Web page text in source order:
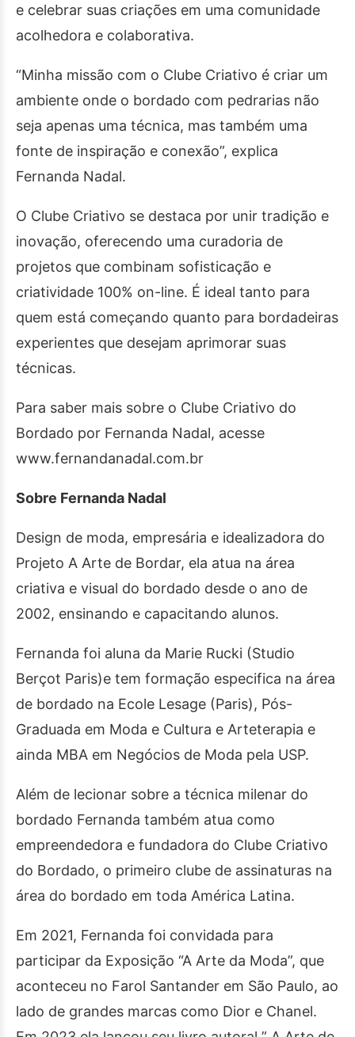
e celebrar suas criações em uma comunidade
acolhedora e colaborativa.
“Minha missão com o Clube Criativo é criar um
ambiente onde o bordado com pedrarias não
seja apenas uma técnica, mas também uma
fonte de inspiração e conexão”, explica
Fernanda Nadal.
O Clube Criativo se destaca por unir tradição e
inovação, oferecendo uma curadoria de
projetos que combinam sofisticação e
criatividade 100% on-line. É ideal tanto para
quem está começando quanto para bordadeiras
experientes que desejam aprimorar suas
técnicas.
Para saber mais sobre o Clube Criativo do
Bordado por Fernanda Nadal, acesse
www.fernandanadal.com.br
Sobre Fernanda Nadal
Design de moda, empresária e idealizadora do
Projeto A Arte de Bordar, ela atua na área
criativa e visual do bordado desde o ano de
2002, ensinando e capacitando alunos.
Fernanda foi aluna da Marie Rucki (Studio
Berçot Paris)e tem formação especifica na área
de bordado na Ecole Lesage (Paris), Pós-
Graduada em Moda e Cultura e Arteterapia e
ainda MBA em Negócios de Moda pela USP.
Além de lecionar sobre a técnica milenar do
bordado Fernanda também atua como
empreendedora e fundadora do Clube Criativo
do Bordado, o primeiro clube de assinaturas na
área do bordado em toda América Latina.
Em 2021, Fernanda foi convidada para
participar da Exposição “A Arte da Moda”, que
aconteceu no Farol Santander em São Paulo, ao
lado de grandes marcas como Dior e Chanel.